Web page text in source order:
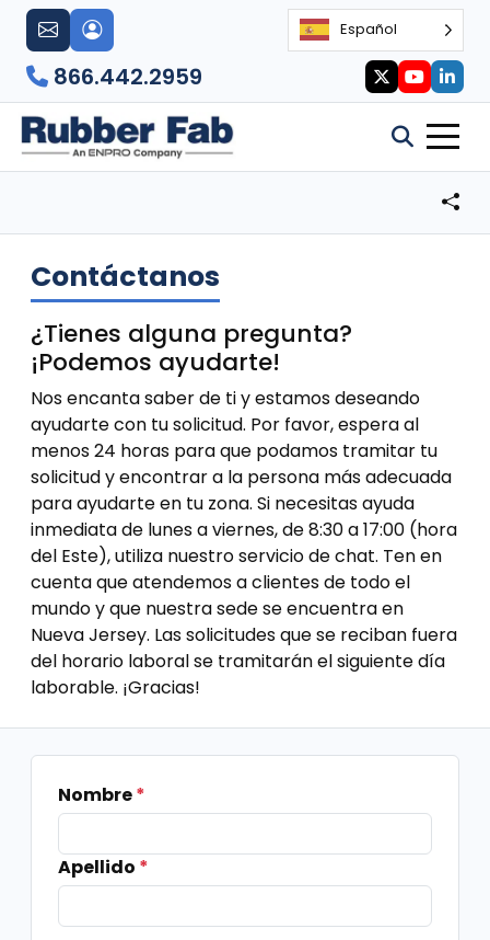
Español
866.442.2959
Contáctanos
¿Tienes alguna pregunta?
¡Podemos ayudarte!
Nos encanta saber de ti y estamos deseando
ayudarte con tu solicitud. Por favor, espera al
menos 24 horas para que podamos tramitar tu
solicitud y encontrar a la persona más adecuada
para ayudarte en tu zona. Si necesitas ayuda
inmediata de lunes a viernes, de 8:30 a 17:00 (hora
del Este), utiliza nuestro servicio de chat. Ten en
cuenta que atendemos a clientes de todo el
mundo y que nuestra sede se encuentra en
Nueva Jersey. Las solicitudes que se reciban fuera
del horario laboral se tramitarán el siguiente día
laborable. ¡Gracias!
Nombre*
Apellido *